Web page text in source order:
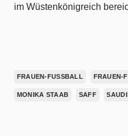
im Wüstenkönigreich
FRAUEN-FUSSBALL FRAUEN-
MONIKA STAAB SAFF